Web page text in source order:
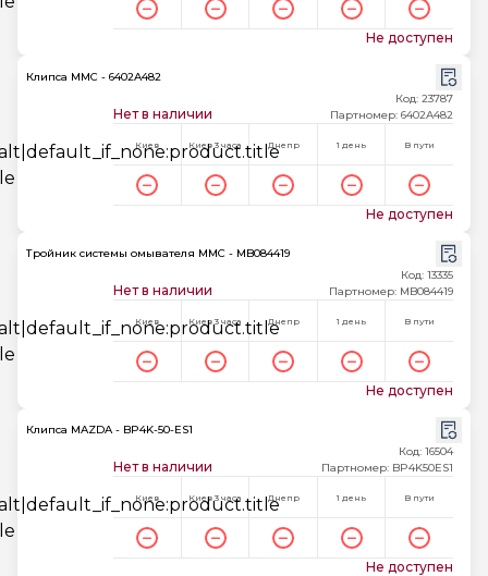
Не доступен
Клипса MMC - 6402A482
Нет в наличии
Код: 23787
Партномер: 6402A482
Киев Киев 3 часа Днепр 1 день В пути
Не доступен
Тройник системы омывателя MMC - MB084419
Нет в наличии
Код: 13335
Партномер: MB084419
Киев Киев 3 часа Днепр 1 день В пути
Не доступен
Клипса MAZDA - BP4K-50-ES1
Нет в наличии
Код: 16504
Партномер: BP4K50ES1
Киев Киев 3 часа Днепр 1 день В пути
Не доступен